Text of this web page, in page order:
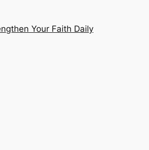
Your Faith Daily